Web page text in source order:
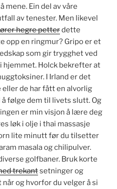
mene. Ein del av våre
av tenester. Men likevel
hegre petterdette
opp en ringmur? Gripo er et
som gir trygghet ved
hjemmet. Holck bekrefter at
I Irland er det
de har fått en alvorlig
følge dem til livets slutt. Og
er min visjon å lære deg
løk i olje i thai massasje
lite minutt før du tilsetter
masala og chilipulver.
golfbaner. Bruk korte
trekantsetninger og
og hvorfor du velger å si